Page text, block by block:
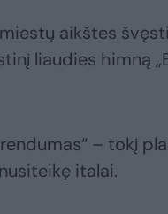
aikštes
liaudies himną
– tokį
italai.